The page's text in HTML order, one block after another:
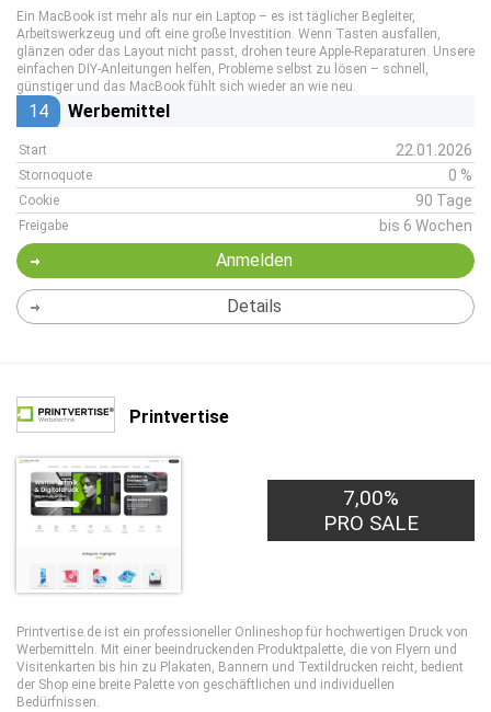
Ein MacBook ist mehr als nur ein Laptop – es ist täglicher Begleiter,
Arbeitswerkzeug und oft eine große Investition. Wenn Tasten ausfallen,
glänzen oder das Layout nicht passt, drohen teure Apple-Reparaturen. Unsere
einfachen DIY-Anleitungen helfen, Probleme selbst zu lösen – schnell,
günstiger und das MacBook fühlt sich wieder an wie neu.
14 Werbemittel
Start 22.01.2026
Stornoquote 0 %
Cookie 90 Tage
Freigabe bis 6 Wochen
Anmelden
Details
Printvertise
7,00%
PRO SALE
Printvertise.de ist ein professioneller Onlineshop für hochwertigen Druck von
Werbemitteln. Mit einer beeindruckenden Produktpalette, die von Flyern und
Visitenkarten bis hin zu Plakaten, Bannern und Textildrucken reicht, bedient
der Shop eine breite Palette von geschäftlichen und individuellen
Bedürfnissen.